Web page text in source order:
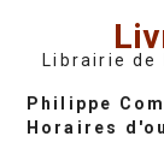
Librairie de